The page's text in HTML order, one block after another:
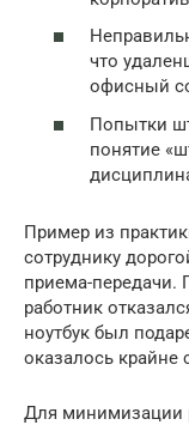
что
офисный
Попытки
понятие
Пример из
сотруднику
приема-передачи.
работник
ноутбук был
оказалось
Для минимизации